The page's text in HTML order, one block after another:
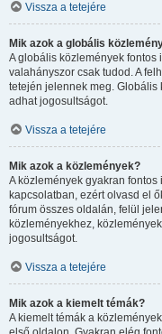
Vissza a tetejére
Mik azok a globális
A globális közlemények fontos
valahányszor csak tudod. A
tetején jelennek meg.
adhat jogosultságot.
Vissza a tetejére
Mik azok a közlemények?
A közlemények gyakran fontos
kapcsolatban, ezért olvasd el
fórum összes oldalán, felül
közleményekhez,
jogosultságot.
Vissza a tetejére
Mik azok a kiemelt témák?
A kiemelt témák a